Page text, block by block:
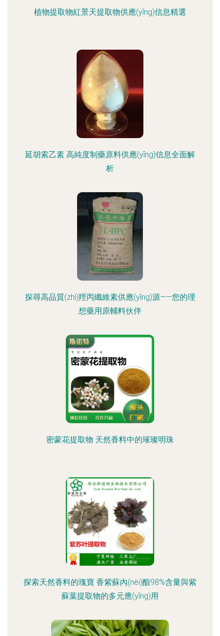
植物提取物紅景天提取物供應(yīng)信息精選
延胡索乙素 高純度制藥原料供應(yīng)信息全面解
析
探尋高品質(zhì)羥丙纖維素供應(yīng)源——您的理
想藥用原輔料伙伴
密蒙花提取物 天然香料中的璀璨明珠
探索天然香料的瑰寶 香紫蘇內(nèi)酯98%含量與紫
蘇葉提取物的多元應(yīng)用